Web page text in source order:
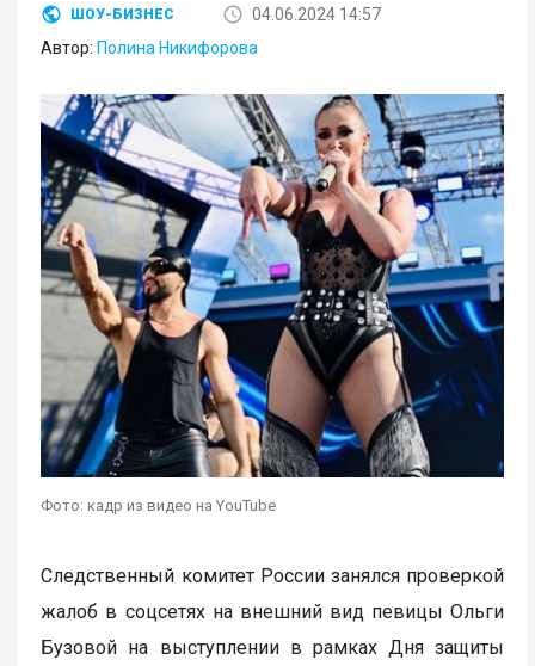
ШОУ-БИЗНЕС
04.06.2024 14:57
Автор: Полина Никифорова
Фото: кадр из видео на YouTube
Следственный комитет России занялся проверкой
жалоб в соцсетях на внешний вид певицы Ольги
Бузовой на выступлении в рамках Дня защиты